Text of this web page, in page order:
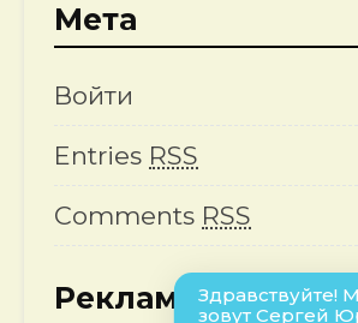
Мета
Войти
Entries RSS
Comments RSS
Реклама